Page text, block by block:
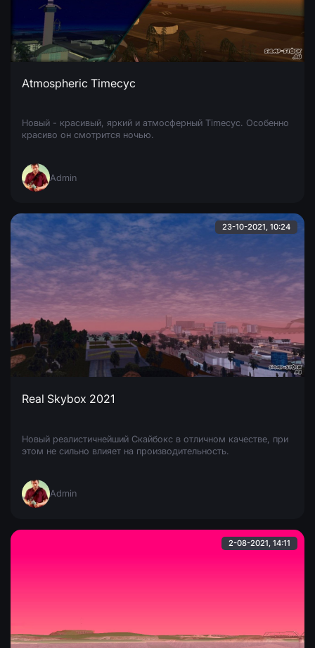
Atmospheric Timecyc
Новый - красивый, яркий и атмосферный Timecyc. Особенно
красиво он смотрится ночью.
Admin
23-10-2021, 10:24
Real Skybox 2021
Новый реалистичнейший Скайбокс в отличном качестве, при
этом не сильно влияет на производительность.
Admin
2-08-2021, 14:11